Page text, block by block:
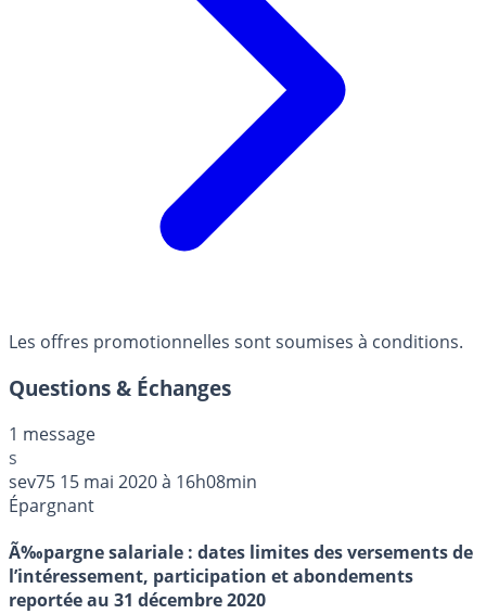
Les offres promotionnelles sont soumises à conditions.
Questions & Échanges
1 message
s
sev75 15 mai 2020 à 16h08min
Épargnant
Ã‰pargne salariale : dates limites des versements de
l’intéressement, participation et abondements
reportée au 31 décembre 2020